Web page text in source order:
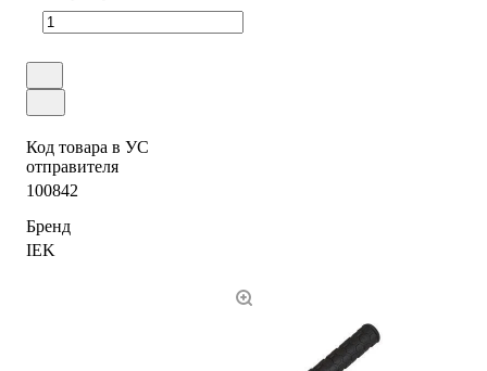
Код товара в УС
отправителя
100842
Бренд
IEK